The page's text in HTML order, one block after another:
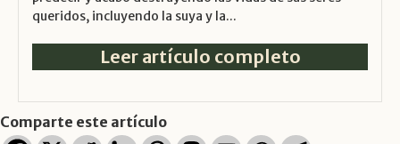
queridos, incluyendo la suya y la...
Leer artículo completo
Comparte este artículo